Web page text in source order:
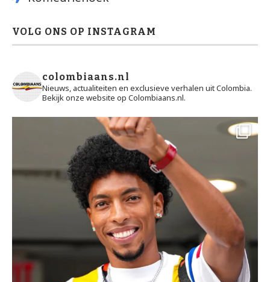
VOLG ONS OP INSTAGRAM
colombiaans.nl
Nieuws, actualiteiten en exclusieve verhalen uit Colombia.
Bekijk onze website op Colombiaans.nl.